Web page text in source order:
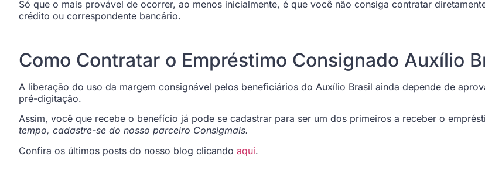
Só que o mais provável de ocorrer, ao menos inicialmente, é que você não consiga contratar
crédito ou correspondente bancário.
Como Contratar o Empréstimo Consignado Auxílio
A liberação do uso da margem consignável pelos beneficiários do Auxílio Brasil ainda depende de
pré-digitação.
Assim, você que recebe o benefício já pode se cadastrar para ser um dos primeiros a receber o
tempo, cadastre-se do nosso parceiro Consigmais.
Confira os últimos posts do nosso blog clicando aqui.